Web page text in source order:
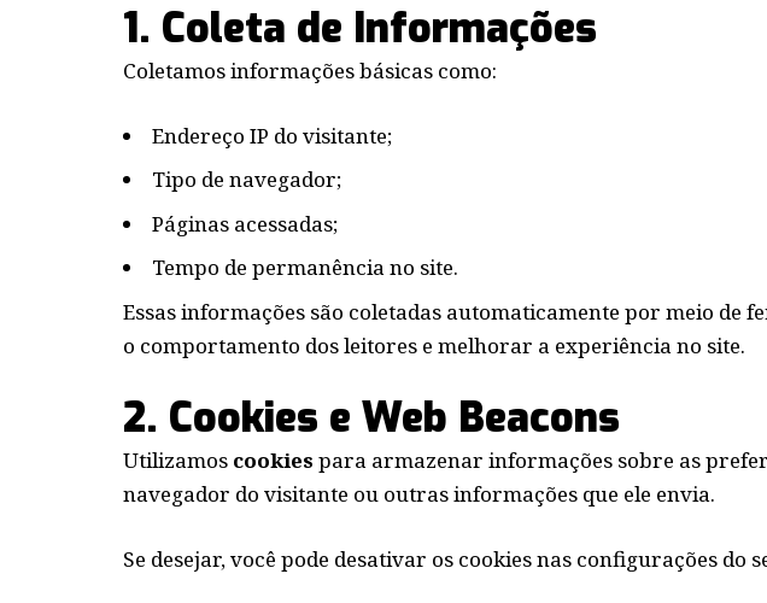
1. Coleta de Informações
Coletamos informações básicas como:
Endereço IP do visitante;
Tipo de navegador;
Páginas acessadas;
Tempo de permanência no site.
Essas informações são coletadas automaticamente por meio de
o comportamento dos leitores e melhorar a experiência no site.
2. Cookies e Web Beacons
Utilizamos cookies para armazenar informações sobre as
navegador do visitante ou outras informações que ele envia.
Se desejar, você pode desativar os cookies nas configurações do